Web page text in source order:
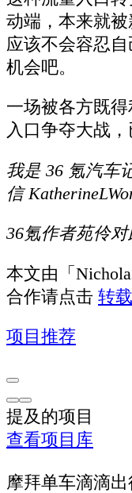
动端，本来就被
应该不会容忍
机会吧。
一场被各方既
入口争夺大战，
我是 36 氪汽车
信
36氪作者苑伶对
本文由「
合作请点击 转
项目推荐
提及的项目
查看项目库
摩拜单车滴滴出